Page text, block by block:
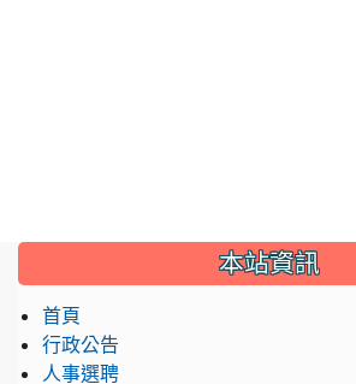
::: 本站資訊
首頁
行政公告
人事選聘